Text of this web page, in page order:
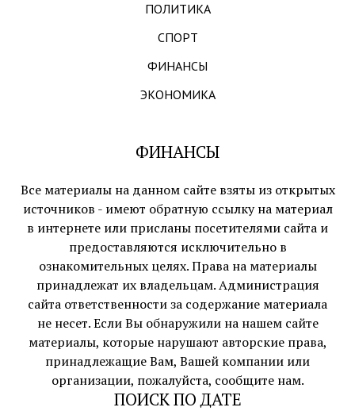
ПОЛИТИКА
СПОРТ
ФИНАНСЫ
ЭКОНОМИКА
ФИНАНСЫ
Все материалы на данном сайте взяты из открытых
источников - имеют обратную ссылку на материал
в интернете или присланы посетителями сайта и
предоставляются исключительно в
ознакомительных целях. Права на материалы
принадлежат их владельцам. Администрация
сайта ответственности за содержание материала
не несет. Если Вы обнаружили на нашем сайте
материалы, которые нарушают авторские права,
принадлежащие Вам, Вашей компании или
организации, пожалуйста, сообщите нам.
ПОИСК ПО ДАТЕ